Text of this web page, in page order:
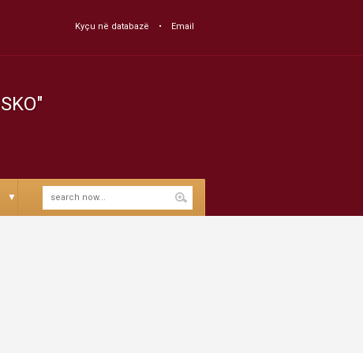
Kyçu në databazë Email
▼